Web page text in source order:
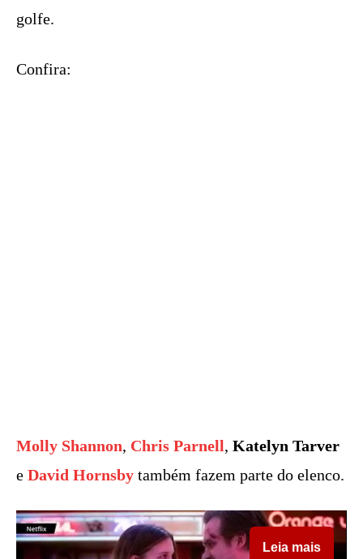
golfe.
Confira:
Molly Shannon, Chris Parnell, Katelyn Tarver
e David Hornsby também fazem parte do elenco.
Leia mais